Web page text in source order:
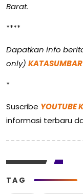
Barat.
****
Dapatkan info
only)
*
Suscribe YOUTUBE
informasi terbaru
TAG